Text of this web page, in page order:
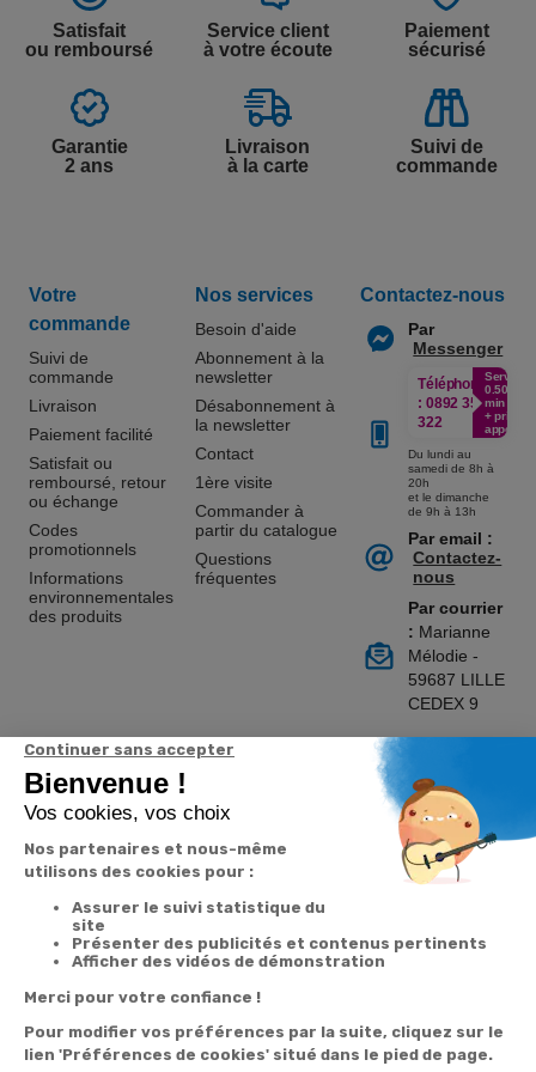
Satisfait
ou remboursé
Service client
à votre écoute
Paiement
sécurisé
Garantie
2 ans
Livraison
à la carte
Suivi de
commande
Votre
commande
Suivi de
commande
Livraison
Paiement facilité
Satisfait ou
remboursé, retour
ou échange
Codes
promotionnels
Informations
environnementales
des produits
Nos services
Besoin d'aide
Abonnement à la
newsletter
Désabonnement à
la newsletter
Contact
1ère visite
Commander à
partir du catalogue
Questions
fréquentes
nous
Partenariats
Avis Clients
Contactez-nous
Par
Messenger
Téléphone
: 0892 350
322
Service
0.50€ /
min
+ prix
appel
Du lundi au
samedi de 8h à
20h
et le dimanche
de 9h à 13h
Par email :
Contactez-
nous
Par courrier
: Marianne
Mélodie -
59687 LILLE
CEDEX 9
Suivez-nous
Données
personnelles et
Paramétrer
les cookies
Mentions
légales
Conditions
générales de